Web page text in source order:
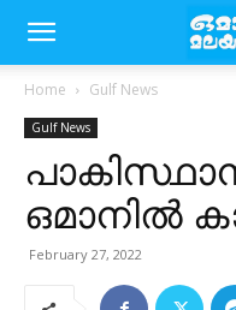
Home Gulf News
Gulf News
ഒമാനില്‍
February 27, 2022